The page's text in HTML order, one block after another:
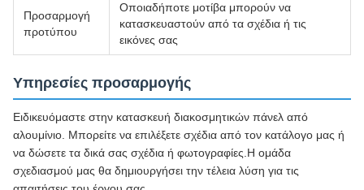
Προσαρμογή
προτύπου
Οποιαδήποτε μοτίβα μπορούν να
κατασκευαστούν από τα σχέδια ή τις
εικόνες σας
Υπηρεσίες προσαρμογής
Ειδικευόμαστε στην κατασκευή διακοσμητικών πάνελ από
αλουμίνιο. Μπορείτε να επιλέξετε σχέδια από τον κατάλογο μας ή
να δώσετε τα δικά σας σχέδια ή φωτογραφίες.Η ομάδα
σχεδιασμού μας θα δημιουργήσει την τέλεια λύση για τις